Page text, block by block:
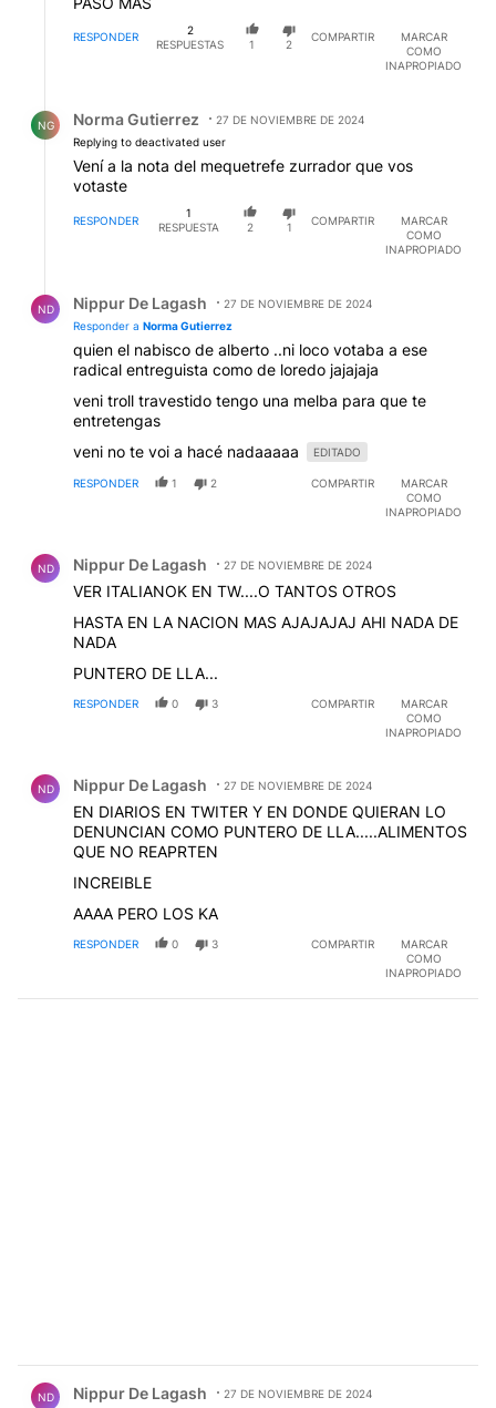
RESPONDER
2
RESPUESTAS
1 2
COMPARTIR
MARCAR
COMO
INAPROPIADO
NG Norma Gutierrez
27 DE NOVIEMBRE DE 2024
Replying to deactivated user
Vení a la nota del mequetrefe zurrador que vos
votaste
RESPONDER
1
RESPUESTA
2 1
COMPARTIR
MARCAR
COMO
INAPROPIADO
ND Nippur De Lagash
27 DE NOVIEMBRE DE 2024
Responder a Norma Gutierrez
quien el nabisco de alberto ..ni loco votaba a ese
radical entreguista como de loredo jajajaja
veni troll travestido tengo una melba para que te
entretengas
veni no te voi a hacé nadaaaaa
EDITADO
RESPONDER 1 2 COMPARTIR
MARCAR
COMO
INAPROPIADO
ND Nippur De Lagash 27 DE NOVIEMBRE DE 2024
VER ITALIANOK EN TW....O TANTOS OTROS
HASTA EN LA NACION MAS AJAJAJAJ AHI NADA DE
NADA
PUNTERO DE LLA...
RESPONDER 0 3 COMPARTIR
MARCAR
COMO
INAPROPIADO
ND Nippur De Lagash 27 DE NOVIEMBRE DE 2024
EN DIARIOS EN TWITER Y EN DONDE QUIERAN LO
DENUNCIAN COMO PUNTERO DE LLA.....ALIMENTOS
QUE NO REAPRTEN
INCREIBLE
AAAA PERO LOS KA
RESPONDER 0 3 COMPARTIR
MARCAR
COMO
INAPROPIADO
ND Nippur De Lagash 27 DE NOVIEMBRE DE 2024